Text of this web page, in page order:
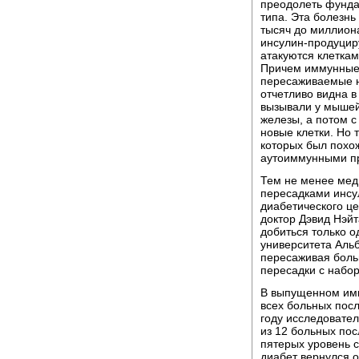
преодолеть
типа. Эта
тысяч до
инсулин-
атакуются
Причем иммунные
пересаживаемые
отчетливо видна
вызывали у
железы, а потом с
новые клетки. Но
которых был
аутоиммунными
Тем не менее
пересадками
диабетического
доктор Дэвид
добиться только
университета
пересаживая
пересадки с
В выпущенном ими
всех больных
году
из 12 больных
пятерых уровень
диабет вернулся